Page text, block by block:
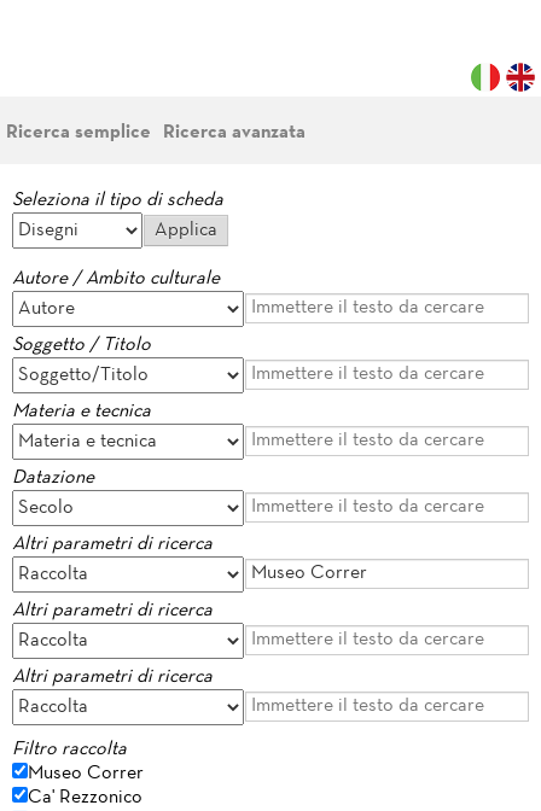
Ricerca semplice Ricerca avanzata
Seleziona il tipo di scheda
Autore / Ambito culturale
Soggetto / Titolo
Materia e tecnica
Datazione
Altri parametri di ricerca
Altri parametri di ricerca
Altri parametri di ricerca
Filtro raccolta
Museo Correr
Ca' Rezzonico